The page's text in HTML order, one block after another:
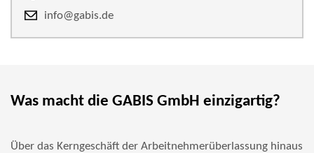
info@gabis.de
Was macht die GABIS GmbH einzigartig?
Über das Kerngeschäft der Arbeitnehmerüberlassung hinaus